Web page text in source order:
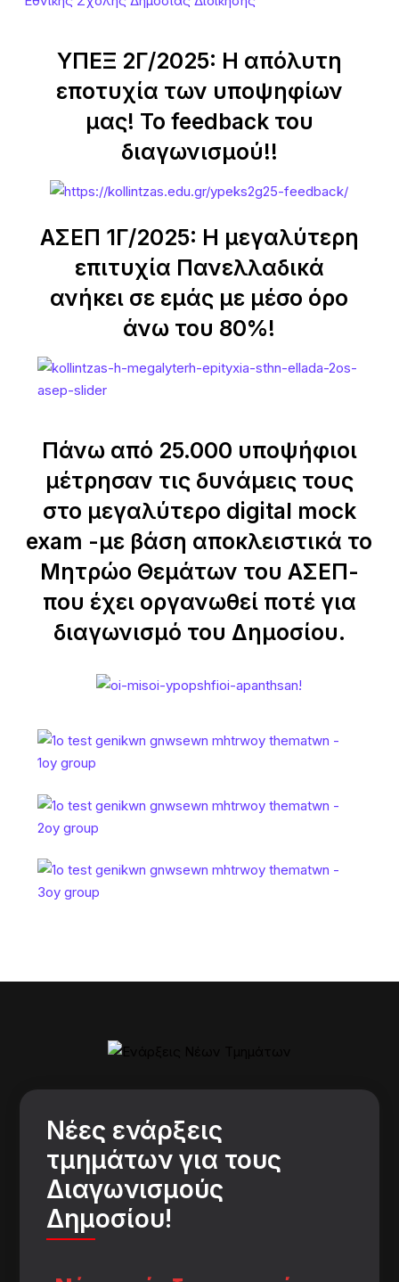
ΥΠΕΞ 2Γ/2025: Η απόλυτη
εποτυχία των υποψηφίων
μας! Το feedback του
διαγωνισμού!!
ΑΣΕΠ 1Γ/2025: Η μεγαλύτερη
επιτυχία Πανελλαδικά
ανήκει σε εμάς με μέσο όρο
άνω του 80%!
Πάνω από 25.000 υποψήφιοι
μέτρησαν τις δυνάμεις τους
στο μεγαλύτερο digital mock
exam -με βάση αποκλειστικά το
Μητρώο Θεμάτων του ΑΣΕΠ-
που έχει οργανωθεί ποτέ για
διαγωνισμό του Δημοσίου.
Νέες ενάρξεις
τμημάτων για τους
Διαγωνισμούς
Δημοσίου!